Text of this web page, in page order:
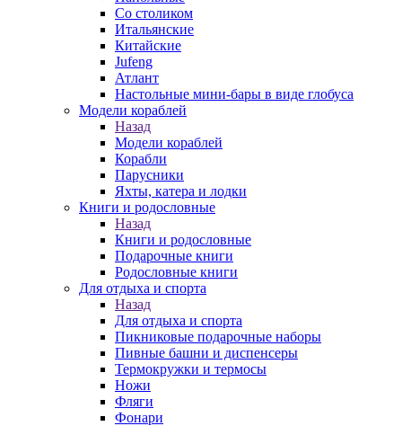
Со столиком
Итальянские
Китайские
Jufeng
Атлант
Настольные мини-бары в виде глобуса
Модели кораблей
Назад
Модели кораблей
Корабли
Парусники
Яхты, катера и лодки
Книги и родословные
Назад
Книги и родословные
Подарочные книги
Родословные книги
Для отдыха и спорта
Назад
Для отдыха и спорта
Пикниковые подарочные наборы
Пивные башни и диспенсеры
Термокружки и термосы
Ножи
Фляги
Фонари